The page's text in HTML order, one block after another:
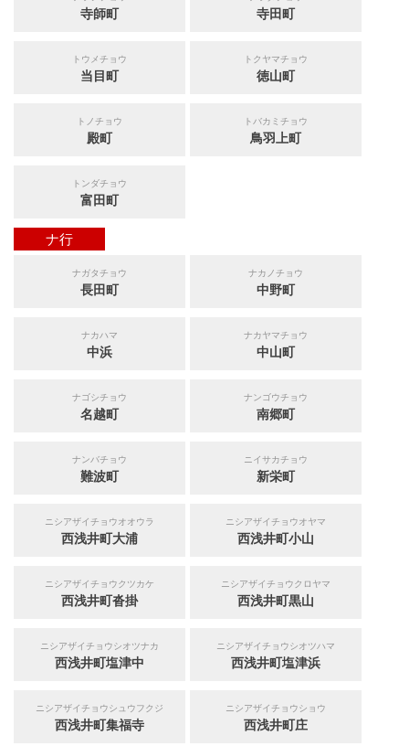
寺師町 寺田町
トウメチョウ
当目町
トクヤマチョウ
徳山町
トノチョウ
殿町
トバカミチョウ
鳥羽上町
トンダチョウ
富田町
ナ行
ナガタチョウ
長田町
ナカノチョウ
中野町
ナカハマ
中浜
ナカヤマチョウ
中山町
ナゴシチョウ
名越町
ナンゴウチョウ
南郷町
ナンバチョウ
難波町
ニイサカチョウ
新栄町
ニシアザイチョウオオウラ
西浅井町大浦
ニシアザイチョウオヤマ
西浅井町小山
ニシアザイチョウクツカケ
西浅井町沓掛
ニシアザイチョウクロヤマ
西浅井町黒山
ニシアザイチョウシオツナカ
西浅井町塩津中
ニシアザイチョウシオツハマ
西浅井町塩津浜
ニシアザイチョウシュウフクジ
西浅井町集福寺
ニシアザイチョウショウ
西浅井町庄